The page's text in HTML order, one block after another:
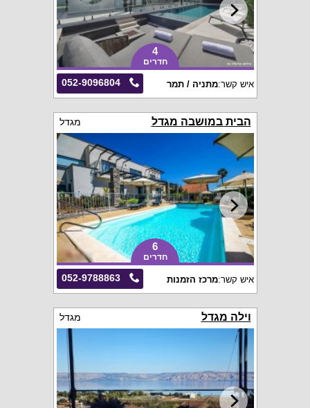
4
חדרים
052-9096804 איש קשר:מתניה / תמר
הבית במושבה מגדל מגדל
6
חדרים
052-9788863 איש קשר:מרכז הזמנות
וילה מגדל מגדל